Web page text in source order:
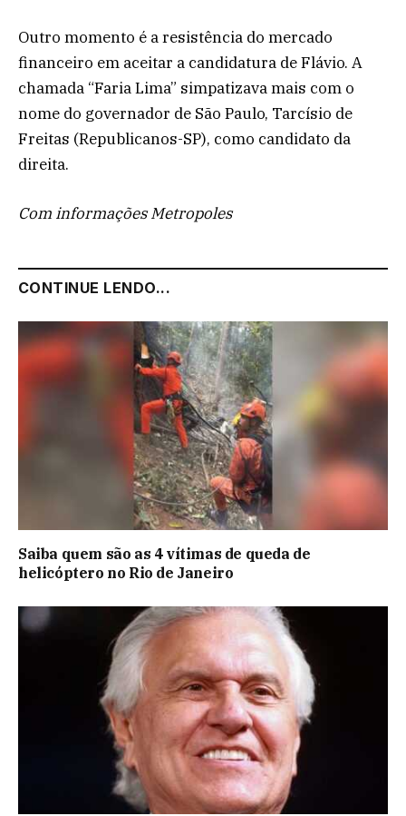
Outro momento é a resistência do mercado
financeiro em aceitar a candidatura de Flávio. A
chamada “Faria Lima” simpatizava mais com o
nome do governador de São Paulo, Tarcísio de
Freitas (Republicanos-SP), como candidato da
direita.
Com informações Metropoles
CONTINUE LENDO...
Saiba quem são as 4 vítimas de queda de
helicóptero no Rio de Janeiro